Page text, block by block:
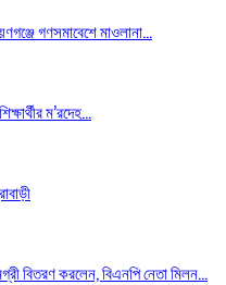
গণসমাবেশে মাওলানা…
ম’রদেহ…
বিতরণ করলেন, বিএনপি নেতা মিলন…